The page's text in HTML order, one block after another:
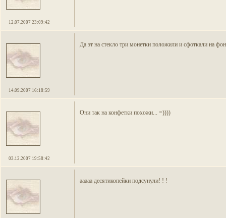
12.07.2007 23:09:42
14.09.2007 16:18:59
Да эт на стекло три монетки положили и сфоткали на
03.12.2007 19:58:42
Они так на конфетки похожи... =))))
ааааа десятикопейки подсунули! ! !